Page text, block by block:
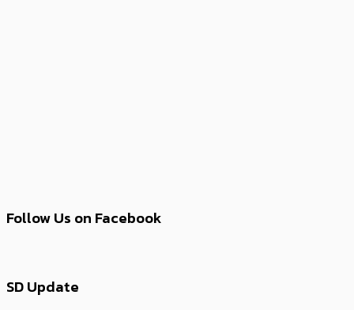
Follow Us on Facebook
SD Update